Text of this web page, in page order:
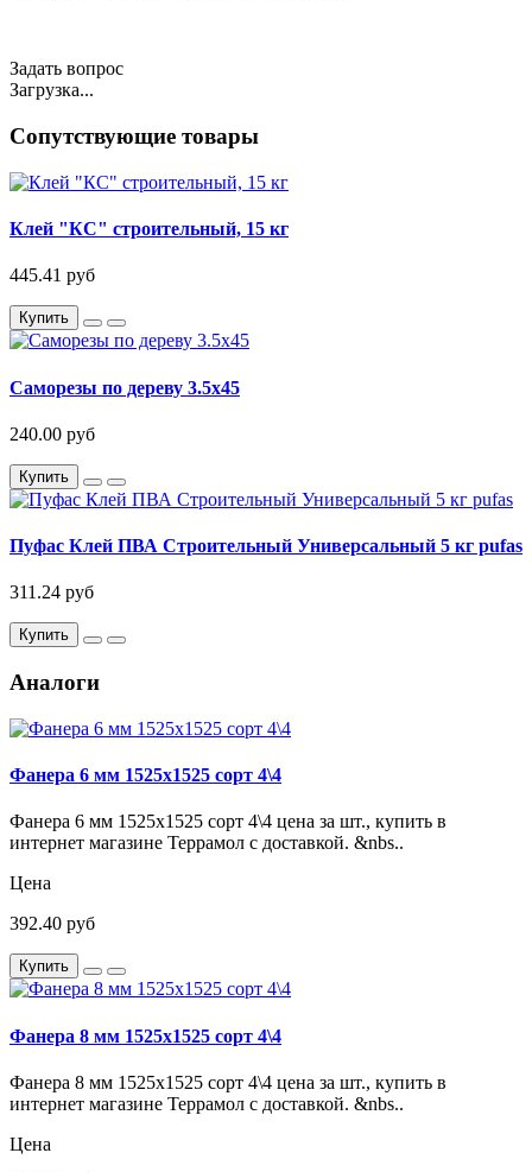
Задать вопрос
Загрузка...
Сопутствующие товары
Клей "КС" строительный, 15 кг
445.41 руб
Купить
Саморезы по дереву 3.5х45
240.00 руб
Купить
Пуфас Клей ПВА Строительный Универсальный 5 кг pufas
311.24 руб
Купить
Аналоги
Фанера 6 мм 1525х1525 сорт 4\4
Фанера 6 мм 1525х1525 сорт 4\4 цена за шт., купить в
интернет магазине Террамол с доставкой. &nbs..
Цена
392.40 руб
Купить
Фанера 8 мм 1525х1525 сорт 4\4
Фанера 8 мм 1525х1525 сорт 4\4 цена за шт., купить в
интернет магазине Террамол с доставкой. &nbs..
Цена